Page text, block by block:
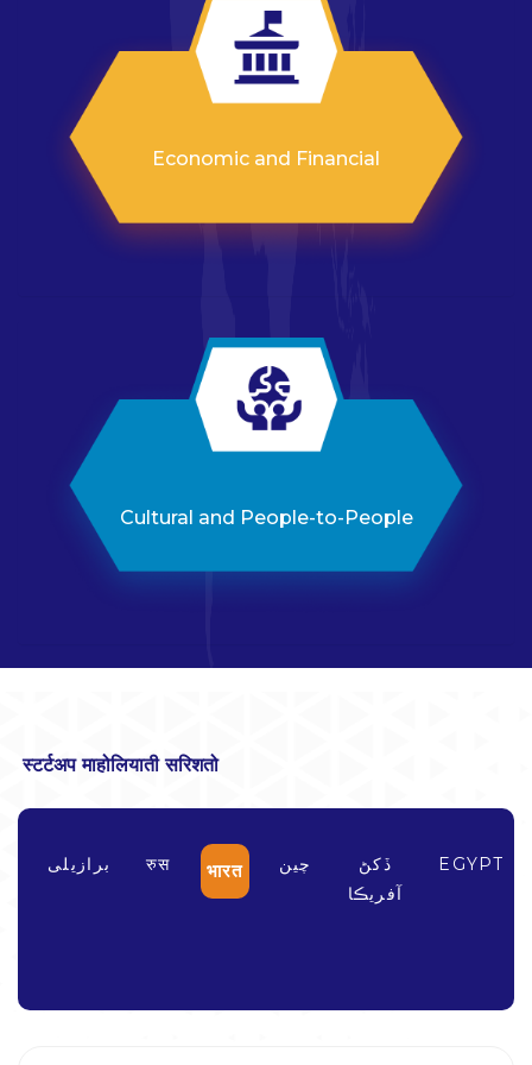
برڪس اسٽارٽ اپ فورم 2025 تصور نوٽ
Economic and Financial
Cultural and People-to-People
स्टर्टअप माहोलियाती सरिशतो
برازیلی रुस भारत چين
ڏکڻ
آفريڪا
EGYPT